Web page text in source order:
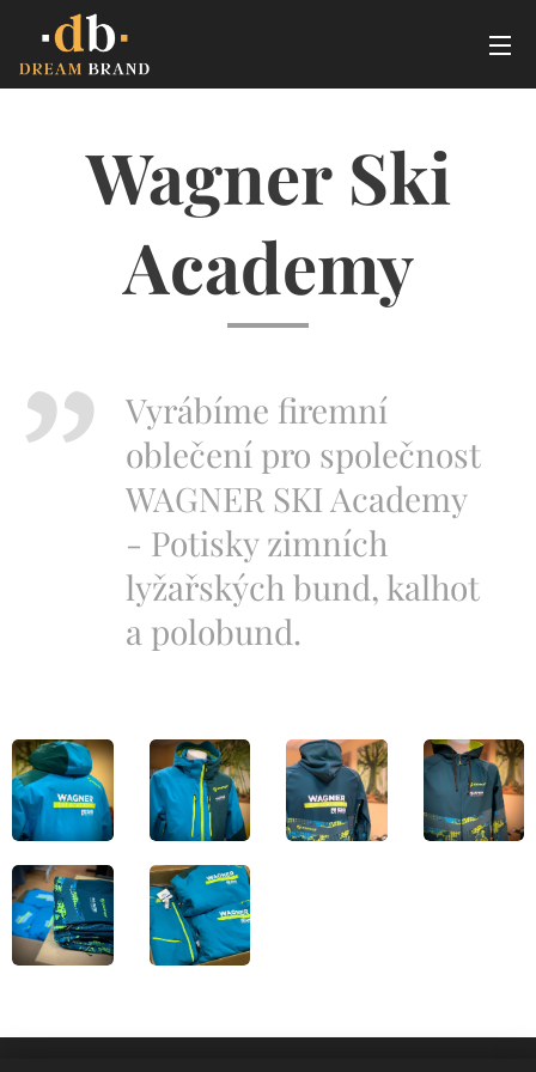
Wagner Ski
Academy
Vyrábíme firemní
oblečení pro společnost
WAGNER SKI Academy
- Potisky zimních
lyžařských bund, kalhot
a polobund.